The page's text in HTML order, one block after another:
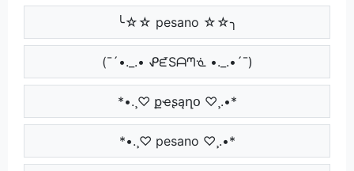
╰☆☆ pesano ☆☆╮
(¯´•._.• ᕵᘿSᗩᘉᓍ •._.•´¯)
*•.¸♡ քҽʂąղօ ♡¸.•*
*•.¸♡ pesano ♡¸.•*